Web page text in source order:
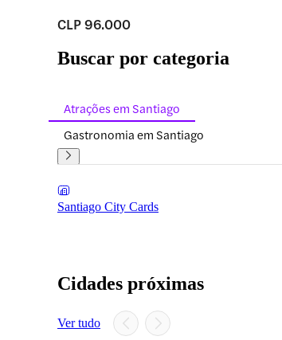
CLP 96.000
Buscar por categoria
Atrações em Santiago
Gastronomia em Santiago
Santiago City Cards
Cidades próximas
Ver tudo